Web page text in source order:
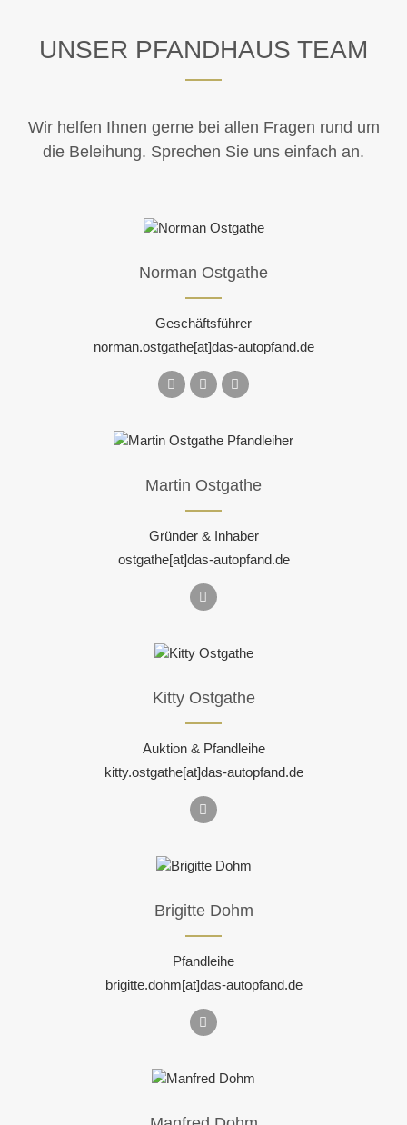
UNSER PFANDHAUS TEAM
Wir helfen Ihnen gerne bei allen Fragen rund um
die Beleihung. Sprechen Sie uns einfach an.
Norman Ostgathe
Geschäftsführer
norman.ostgathe[at]das-autopfand.de
Martin Ostgathe
Gründer & Inhaber
ostgathe[at]das-autopfand.de
Kitty Ostgathe
Auktion & Pfandleihe
kitty.ostgathe[at]das-autopfand.de
Brigitte Dohm
Pfandleihe
brigitte.dohm[at]das-autopfand.de